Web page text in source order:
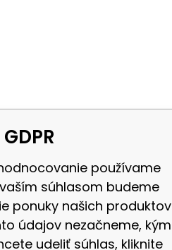
používame
súhlasom budeme
ponuky našich produktov
údajov nezačneme, kým
udeliť súhlas, kliknite